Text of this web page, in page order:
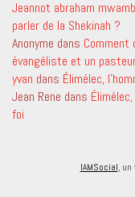
Jeannot abraham
parler de la Shekinah ?
Anonyme dans Comment
évangéliste et un
yvan dans Élimélec,
Jean Rene dans
foi
IAMSocial ,